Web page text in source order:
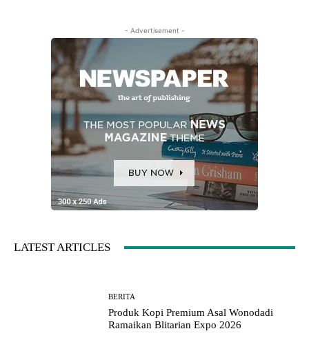
- Advertisement -
LATEST ARTICLES
BERITA
Produk Kopi Premium Asal Wonodadi
Ramaikan Blitarian Expo 2026